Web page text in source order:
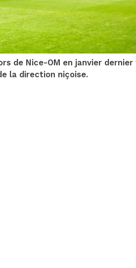
de Nice-OM en janvier
la direction niçoise.